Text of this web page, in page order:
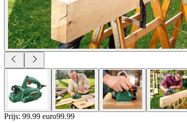
Prijs: 99.99 euro99.99